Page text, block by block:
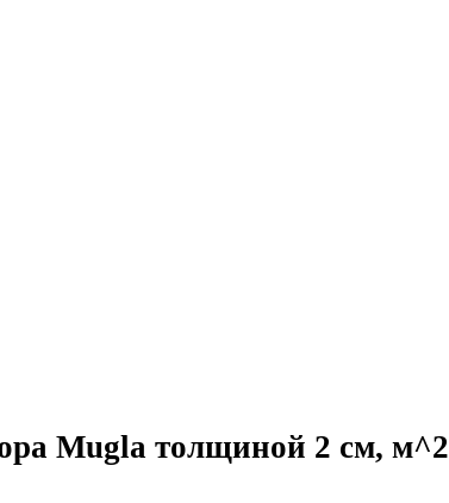
Mugla толщиной 2 см, м^2